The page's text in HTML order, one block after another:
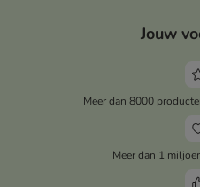
Jouw
Meer dan 8000
Meer dan 1